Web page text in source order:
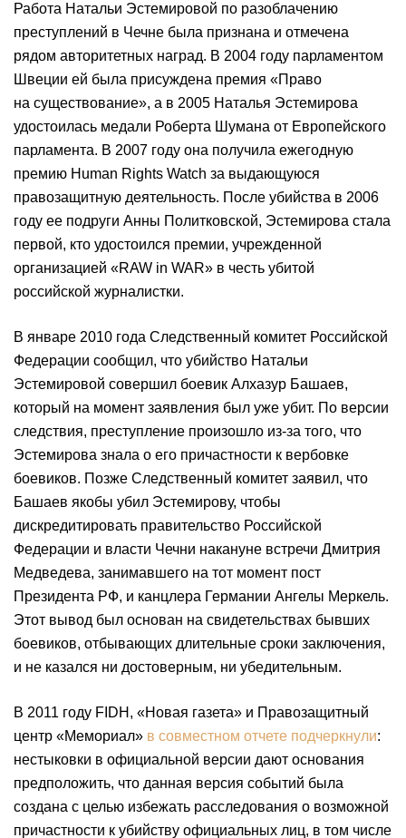
Работа Натальи Эстемировой по разоблачению
преступлений в Чечне была признана и отмечена
рядом авторитетных наград. В 2004 году парламентом
Швеции ей была присуждена премия «Право
на существование», а в 2005 Наталья Эстемирова
удостоилась медали Роберта Шумана от Европейского
парламента. В 2007 году она получила ежегодную
премию Human Rights Watch за выдающуюся
правозащитную деятельность. После убийства в 2006
году ее подруги Анны Политковской, Эстемирова стала
первой, кто удостоился премии, учрежденной
организацией «RAW in WAR» в честь убитой
российской журналистки.
В январе 2010 года Следственный комитет Российской
Федерации сообщил, что убийство Натальи
Эстемировой совершил боевик Алхазур Башаев,
который на момент заявления был уже убит. По версии
следствия, преступление произошло из-за того, что
Эстемирова знала о его причастности к вербовке
боевиков. Позже Следственный комитет заявил, что
Башаев якобы убил Эстемирову, чтобы
дискредитировать правительство Российской
Федерации и власти Чечни накануне встречи Дмитрия
Медведева, занимавшего на тот момент пост
Президента РФ, и канцлера Германии Ангелы Меркель.
Этот вывод был основан на свидетельствах бывших
боевиков, отбывающих длительные сроки заключения,
и не казался ни достоверным, ни убедительным.
В 2011 году FIDH, «Новая газета» и Правозащитный
центр «Мемориал» в совместном отчете подчеркнули:
нестыковки в официальной версии дают основания
предположить, что данная версия событий была
создана с целью избежать расследования о возможной
причастности к убийству официальных лиц, в том числе